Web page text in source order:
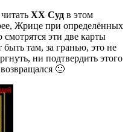
XX Суд в этом
Жрице при определённых
эти две карты
там, за гранью, это не
ни подтвердить этого
🙂